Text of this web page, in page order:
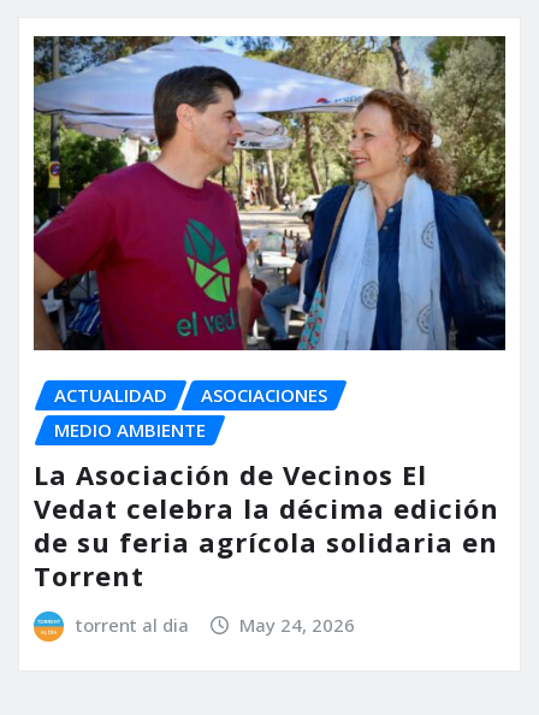
ACTUALIDAD
ASOCIACIONES
MEDIO AMBIENTE
La Asociación de Vecinos El
Vedat celebra la décima edición
de su feria agrícola solidaria en
Torrent
torrent al dia May 24, 2026